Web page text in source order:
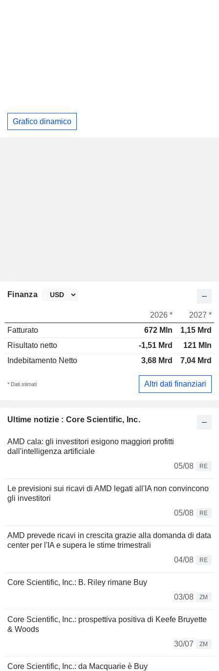
Grafico dinamico
Ultime notizie : Core Scientific, Inc.
AMD cala: gli investitori esigono maggiori profitti
dall'intelligenza artificiale
05/08
RE
Le previsioni sui ricavi di AMD legati all'IA non convincono
gli investitori
05/08
RE
AMD prevede ricavi in crescita grazie alla domanda di data
center per l'IA e supera le stime trimestrali
04/08
RE
Core Scientific, Inc.: B. Riley rimane Buy
03/08
ZM
Core Scientific, Inc.: prospettiva positiva di Keefe Bruyette
& Woods
30/07
ZM
Core Scientific, Inc.: da Macquarie è Buy
Finanza
2026 *
2027 *
Fatturato
672 Mln
1,15 Mrd
Risultato netto
-1,51 Mrd
121 Mln
Indebitamento Netto
3,68 Mrd 7,04 Mrd
* Dati stimati Altri dati finanziari